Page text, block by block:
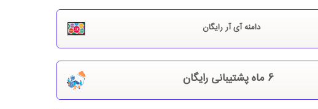
دامنه آی آر رایگان